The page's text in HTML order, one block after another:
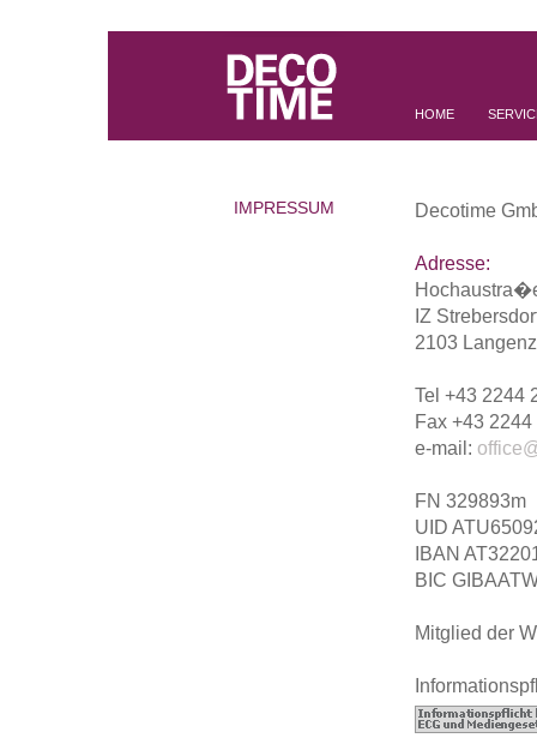
HOME
IMPRESSUM Decotime
Adresse:
IZ
2103
Tel +43 2244
Fax +43
e-mail:
FN 329893m
UID
IBAN
BIC
Mitglied der